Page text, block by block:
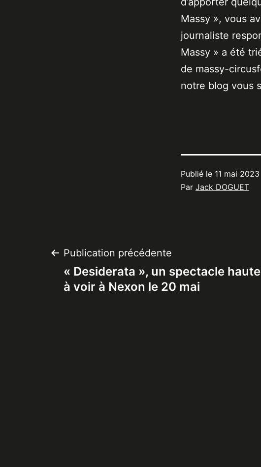
Massy », vous
journaliste
Massy » a été
de massy-
notre blog vous
Publié le 11 mai 2023
Par Jack DOGUET
Navigation
de
Publication précédente
« Desiderata », un spectacle
à voir à Nexon le 20 mai